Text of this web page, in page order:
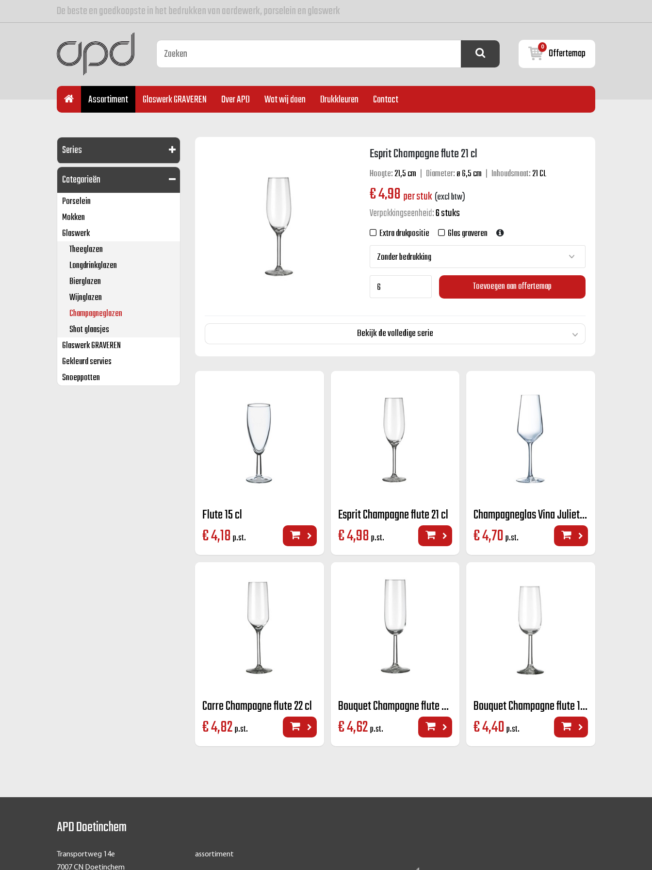
De beste en goedkoopste in het bedrukken van aardewerk, porselein en glaswerk
0 Offertemap
Assortiment Glaswerk GRAVEREN Over APD Wat wij doen Drukkleuren Contact
Series
Categorieën
Porselein
Mokken
Glaswerk
Theeglazen
Longdrinkglazen
Bierglazen
Wijnglazen
Champagneglazen
Shot glaasjes
Glaswerk GRAVEREN
Gekleurd servies
Snoeppotten
Esprit Champagne flute 21 cl
Hoogte:21,5 cm | Diameter:ø 6,5 cm | Inhoudsmaat:21 CL
€4,98 per stuk (excl btw)
Verpakkingseenheid:6 stuks
Extra drukpositie Glas graveren
Toevoegen aan offertemap
Bekijk de volledige serie
Flute 15 cl
€4,18p.st.
Esprit Champagne flute 21 cl
€4,98p.st.
Champagneglas Vina Juliette 23cl
€4,70p.st.
Carre Champagne flute 22 cl
€4,82p.st.
Bouquet Champagne flute 23 cl
€4,62p.st.
Bouquet Champagne flute 17 cl
€4,40p.st.
APD Doetinchem
Transportweg 14e
7007 CN Doetinchem
assortiment